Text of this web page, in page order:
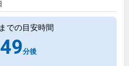
での目安時間
49分後